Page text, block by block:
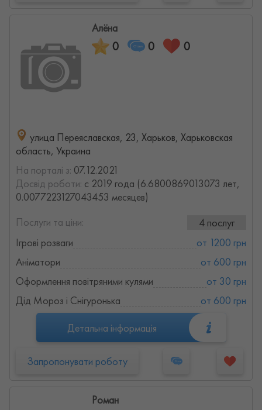
Алёна
0 0 0
улица Переяславская, 23, Харьков, Харьковская
область, Украина
На порталі з: 07.12.2021
Досвід роботи: с 2019 года (6.6800869013073 лет,
0.0077223127043453 месяцев)
Послуги та ціни:
4 послуг
Ігрові розваги
от 1200 грн
Аніматори
от 600 грн
Оформлення повітряними кулями
от 30 грн
Дід Мороз і Снігуронька
от 600 грн
Детальна інформація
Запропонувати роботу
Роман